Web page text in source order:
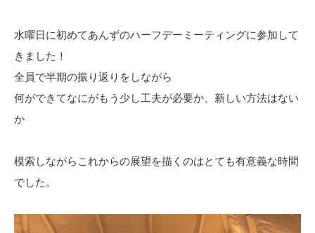
水曜日に初めてあんずのハーフデーミーティングに参加して
きました！
全員で半期の振り返りをしながら
何ができてなにがもう少し工夫が必要か、新しい方法はない
か
模索しながらこれからの展望を描くのはとても有意義な時間
でした。